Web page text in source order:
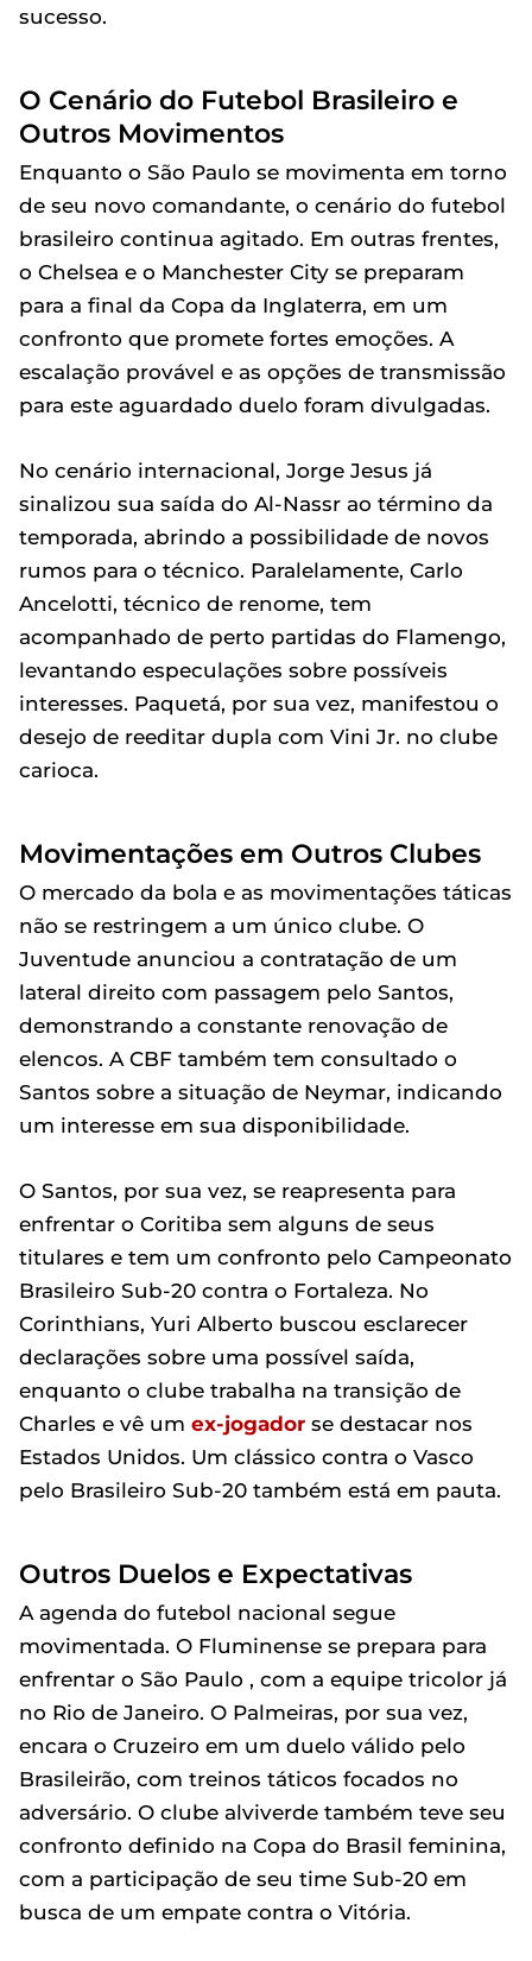
sucesso.
O Cenário do Futebol Brasileiro e
Outros Movimentos
Enquanto o São Paulo se movimenta em torno
de seu novo comandante, o cenário do futebol
brasileiro continua agitado. Em outras frentes,
o Chelsea e o Manchester City se preparam
para a final da Copa da Inglaterra, em um
confronto que promete fortes emoções. A
escalação provável e as opções de transmissão
para este aguardado duelo foram divulgadas.
No cenário internacional, Jorge Jesus já
sinalizou sua saída do Al-Nassr ao término da
temporada, abrindo a possibilidade de novos
rumos para o técnico. Paralelamente, Carlo
Ancelotti, técnico de renome, tem
acompanhado de perto partidas do Flamengo,
levantando especulações sobre possíveis
interesses. Paquetá, por sua vez, manifestou o
desejo de reeditar dupla com Vini Jr. no clube
carioca.
Movimentações em Outros Clubes
O mercado da bola e as movimentações táticas
não se restringem a um único clube. O
Juventude anunciou a contratação de um
lateral direito com passagem pelo Santos,
demonstrando a constante renovação de
elencos. A CBF também tem consultado o
Santos sobre a situação de Neymar, indicando
um interesse em sua disponibilidade.
O Santos, por sua vez, se reapresenta para
enfrentar o Coritiba sem alguns de seus
titulares e tem um confronto pelo Campeonato
Brasileiro Sub-20 contra o Fortaleza. No
Corinthians, Yuri Alberto buscou esclarecer
declarações sobre uma possível saída,
enquanto o clube trabalha na transição de
Charles e vê um ex-jogador se destacar nos
Estados Unidos. Um clássico contra o Vasco
pelo Brasileiro Sub-20 também está em pauta.
Outros Duelos e Expectativas
A agenda do futebol nacional segue
movimentada. O Fluminense se prepara para
enfrentar o São Paulo , com a equipe tricolor já
no Rio de Janeiro. O Palmeiras, por sua vez,
encara o Cruzeiro em um duelo válido pelo
Brasileirão, com treinos táticos focados no
adversário. O clube alviverde também teve seu
confronto definido na Copa do Brasil feminina,
com a participação de seu time Sub-20 em
busca de um empate contra o Vitória.